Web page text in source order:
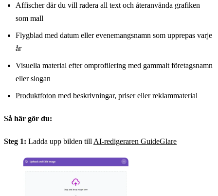
Affischer där du vill radera all text och återanvända grafiken
som mall
Flygblad med datum eller evenemangsnamn som upprepas varje
år
Visuella material efter omprofilering med gammalt företagsnamn
eller slogan
Produktfoton med beskrivningar, priser eller reklammaterial
Så här gör du:
Steg 1: Ladda upp bilden till AI-redigeraren GuideGlare